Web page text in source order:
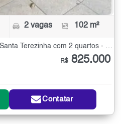
2 vagas 102 m²
R$ 825.000
Contatar